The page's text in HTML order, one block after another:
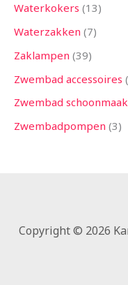
Waterkokers 13
Waterzakken 7
Zaklampen 39
Zwembad accessoires
Zwembad schoonmaak
Zwembadpompen 3
Copyright © 2026